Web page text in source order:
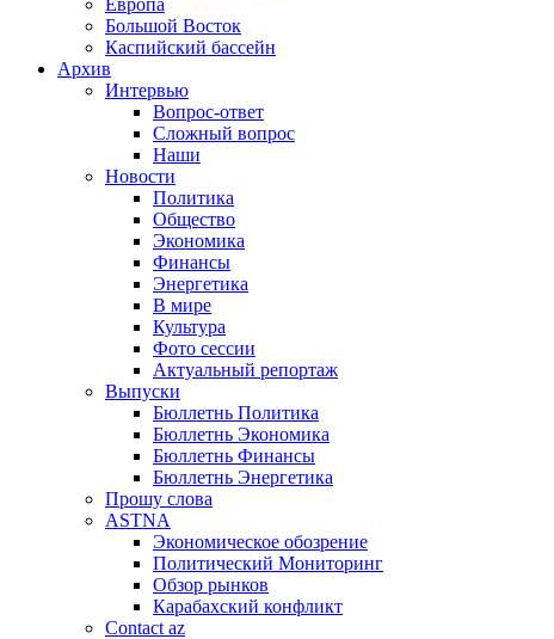
Европа
Большой Восток
Каспийский бассейн
Архив
Интервью
Вопрос-ответ
Сложный вопрос
Наши
Новости
Политика
Общество
Экономика
Финансы
Энергетика
В мире
Культура
Фото сессии
Актуальный репортаж
Выпуски
Бюллетнь Политика
Бюллетнь Экономика
Бюллетнь Финансы
Бюллетнь Энергетика
Прошу слова
ASTNA
Экономическое обозрение
Политический Мониторинг
Обзор рынков
Карабахский конфликт
Contact az